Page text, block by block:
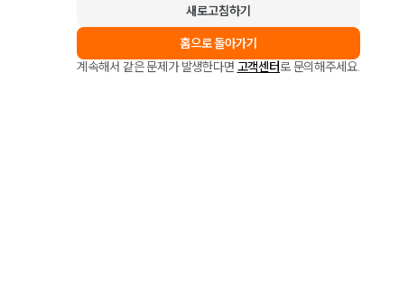
새로고침하기
홈으로 돌아가기
계속해서 같은 문제가 발생한다면 고객센터로 문의해주세요.